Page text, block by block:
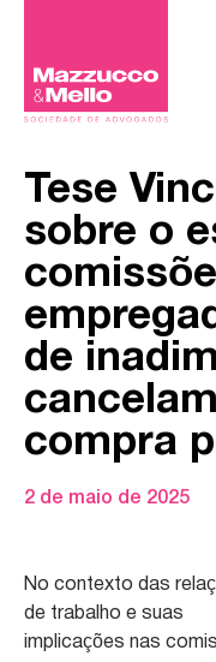
Tese
sobre o
de
compra
2 de maio de 2025
No contexto das
de trabalho e suas
implicações nas